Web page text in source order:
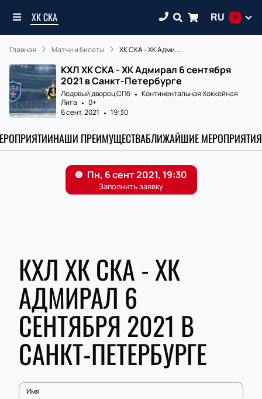
ХК СКА RU ₽
Главная Матчи и билеты ХК СКА - ХК Адми...
КХЛ ХК СКА - ХК Адмирал 6 сентября
2021 в Санкт-Петербурге
Ледовый дворец СПб
Континентальная Хоккейная
Лига
0+
6 сент. 2021
19:30
НАШИ ПРЕИМУЩЕСТВАБЛИЖАЙШИЕ МЕРОПРИЯТИЯ
КХЛ ХК СКА - ХК
АДМИРАЛ 6
СЕНТЯБРЯ 2021 В
САНКТ-ПЕТЕРБУРГЕ
Имя